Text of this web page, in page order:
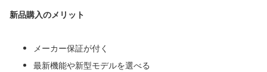
新品購入のメリット
メーカー保証が付く
最新機能や新型モデルを選べる